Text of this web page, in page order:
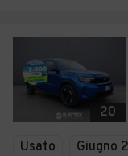
20
Usato Giugno